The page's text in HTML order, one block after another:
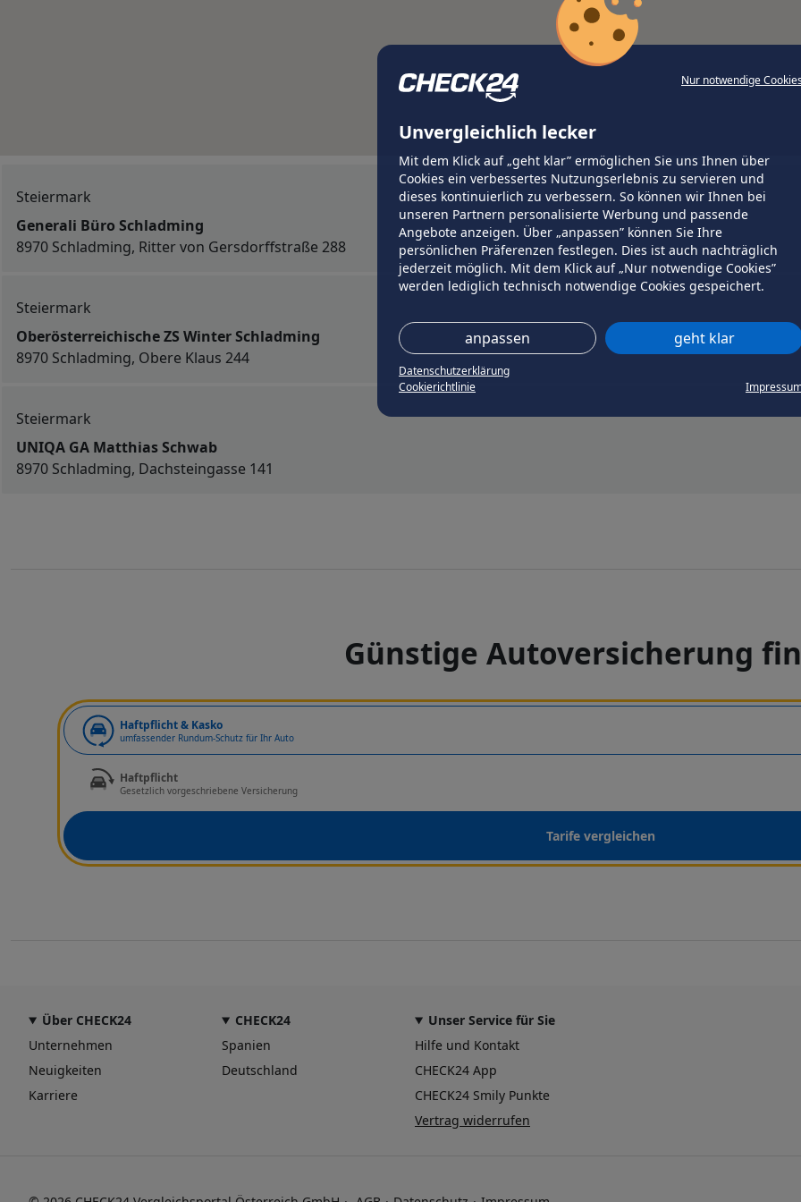
Nur notwendige
Unvergleichlich lecker
Mit dem Klick auf „geht klar” ermöglichen Sie uns Ihnen über
Cookies ein verbessertes Nutzungserlebnis zu servieren und
dieses kontinuierlich zu verbessern. So können wir Ihnen bei
unseren Partnern personalisierte Werbung und passende
Angebote anzeigen. Über „anpassen” können Sie Ihre
persönlichen Präferenzen festlegen. Dies ist auch nachträglich
jederzeit möglich. Mit dem Klick auf „Nur notwendige Cookies”
werden lediglich technisch notwendige Cookies gespeichert.
anpassen geht klar
Datenschutzerklärung
Cookierichtlinie
Steiermark
Generali Büro Schladming
8970 Schladming, Ritter von Gersdorffstraße 288
Steiermark
Oberösterreichische ZS Winter Schladming
8970 Schladming, Obere Klaus 244
Steiermark
UNIQA GA Matthias Schwab
8970 Schladming, Dachsteingasse 141
Günstige Autoversicherung
Haftpflicht & Kasko
umfassender Rundum-Schutz für Ihr Auto
Haftpflicht
Gesetzlich vorgeschriebene Versicherung
Tarife vergleichen
Über CHECK24
Unternehmen
Neuigkeiten
Karriere
CHECK24
Spanien
Deutschland
Unser Service für Sie
Hilfe und Kontakt
CHECK24 App
CHECK24 Smily Punkte
Vertrag widerrufen